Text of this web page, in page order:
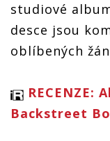
studiové
desce jsou
oblíbených
RECENZE:
Backstreet